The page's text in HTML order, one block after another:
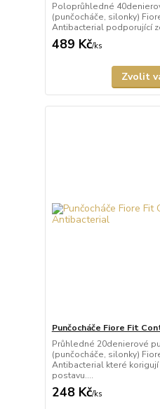
Poloprůhledné
(punčocháče, silonky)
Antibacterial podporující
489 Kč/ks
Zvolit
Punčocháče Fiore Fit
Průhledné 20denierové
(punčocháče, silonky)
Antibacterial které
postavu....
248 Kč/ks